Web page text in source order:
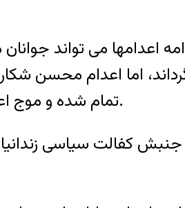
اما اعدام محسن
تمام شده و موج اعتراض ها را در فضای مجازی و جامعه جهانی به شدت برانگیخته است.
کفالت سیاسی